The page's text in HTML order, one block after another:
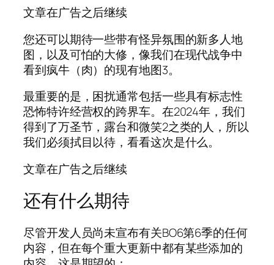
文章在广告之后继续
您还可以期待一些带有怪异氛围的新多人地
图，以及可怕的大修，像我们在现代战争中
看到疯牛（肉）的现有地图3。
最重要的是，困扰通常包括一些具有标志性
恐怖特许经营权的跨界车。在2024年，我们
得到了万圣节，露台和微笑2之类的人，所以
我们必须拭目以待，看看这次是什么。
文章在广告之后继续
还有什么期待
尽管开发人员尚未宣布有关BO6第6季的任何
内容，但在每个重大更新中都有某些添加的